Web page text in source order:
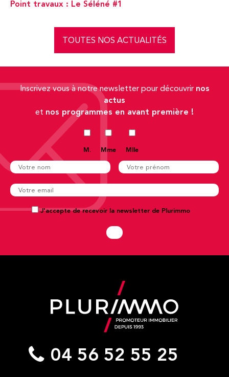
Point travaux : Le Séléné #1
TOUTES NOS ACTUALITÉS
Inscrivez vous à notre newsletter pour découvrir nos
actus
et nos programmes en avant première !
M. Mme Mlle
J'accepte de recevoir la newsletter de Plurimmo
04 56 52 55 25